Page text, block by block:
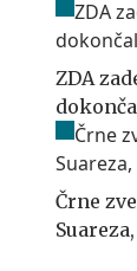
ZDA
Črne